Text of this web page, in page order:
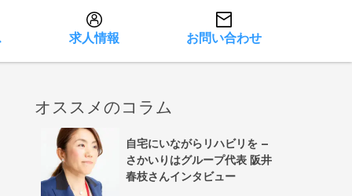
求人情報 お問い合わせ
オススメのコラム
自宅にいながらリハビリを –
さかいりはグループ代表 阪井
春枝さんインタビュー